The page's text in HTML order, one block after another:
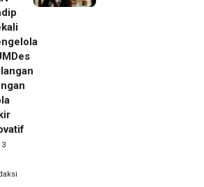
3
menit